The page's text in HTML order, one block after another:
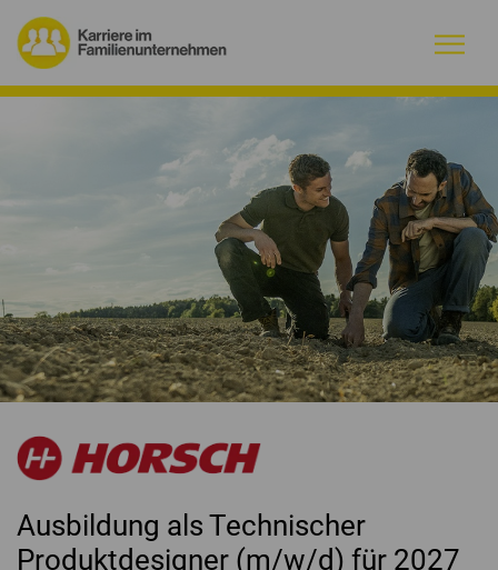
Firmenprofile
Magazin
Initiative
Ausbildung als Technischer
Produktdesigner (m/w/d) für 2027